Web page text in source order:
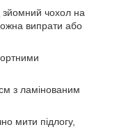
чохол на
випрати або
з ламінованим
мити підлогу,